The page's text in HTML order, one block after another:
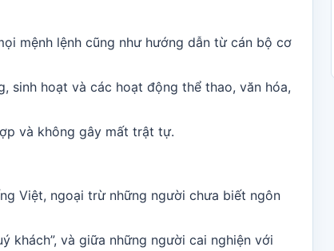
mệnh lệnh cũng như hướng dẫn từ cán bộ cơ
sinh hoạt và các hoạt động thể thao, văn hóa,
và không gây mất trật tự.
Việt, ngoại trừ những người chưa biết ngôn
khách”, và giữa những người cai nghiện với